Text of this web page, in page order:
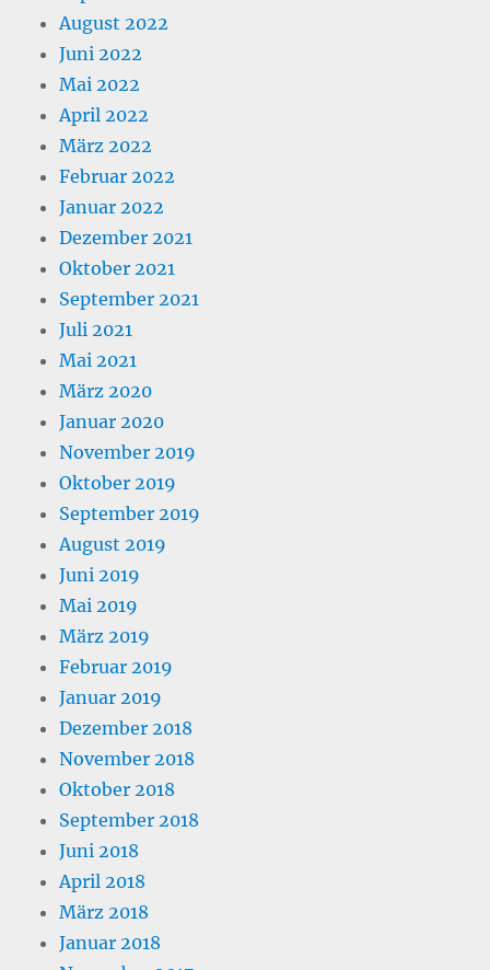
August 2022
Juni 2022
Mai 2022
April 2022
März 2022
Februar 2022
Januar 2022
Dezember 2021
Oktober 2021
September 2021
Juli 2021
Mai 2021
März 2020
Januar 2020
November 2019
Oktober 2019
September 2019
August 2019
Juni 2019
Mai 2019
März 2019
Februar 2019
Januar 2019
Dezember 2018
November 2018
Oktober 2018
September 2018
Juni 2018
April 2018
März 2018
Januar 2018